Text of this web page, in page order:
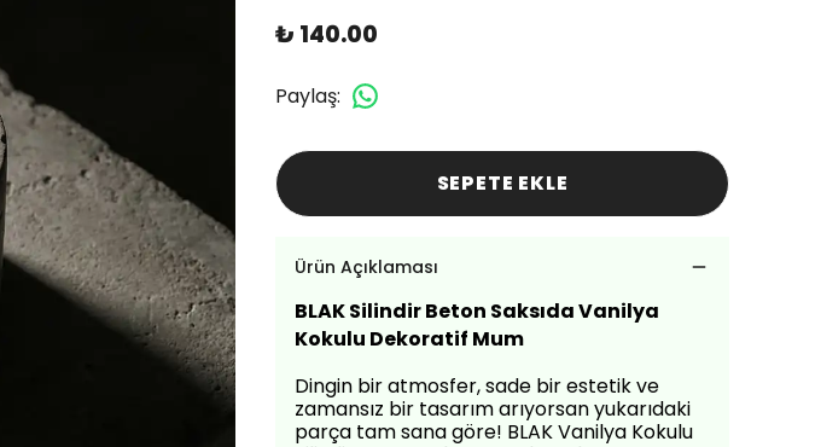
₺ 140.00
Paylaş:
SEPETE EKLE
Ürün Açıklaması
BLAK Silindir Beton Saksıda Vanilya
Kokulu Dekoratif Mum
Dingin bir atmosfer, sade bir estetik ve
zamansız bir tasarım arıyorsan yukarıdaki
parça tam sana göre! BLAK Vanilya Kokulu